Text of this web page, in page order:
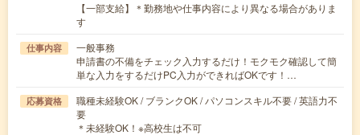
【一部支給】＊勤務地や仕事内容により異なる場合がありま
す
仕事内容
一般事務
申請書の不備をチェック入力するだけ！モクモク確認して簡
単な入力をするだけPC入力ができればOKです！…
応募資格
職種未経験OK / ブランクOK / パソコンスキル不要 / 英語力不
要
＊未経験OK！※高校生は不可